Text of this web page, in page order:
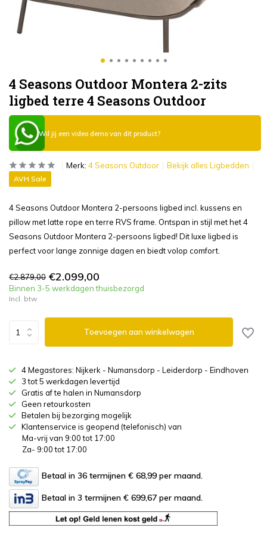
4 Seasons Outdoor Montera 2-zits
ligbed terre 4 Seasons Outdoor
Wil jij een video demo van dit product?
Merk: 4 Seasons Outdoor Bekijk alles Ligbedden
AVH Sale
4 Seasons Outdoor Montera 2-persoons ligbed incl. kussens en
pillow met latte rope en terre RVS frame. Ontspan in stijl met het 4
Seasons Outdoor Montera 2-persoons ligbed! Dit luxe ligbed is
perfect voor lange zonnige dagen en biedt volop comfort.
€2.879,00 €2.099,00
Binnen 3-5 werkdagen thuisbezorgd
Incl. btw
Toevoegen aan winkelwagen
4 Megastores: Nijkerk - Numansdorp - Leiderdorp - Eindhoven
3 tot 5 werkdagen levertijd
Gratis af te halen in Numansdorp
Geen retourkosten
Betalen bij bezorging mogelijk
Klantenservice is geopend (telefonisch) van
Ma-vrij van 9:00 tot 17:00
Za- 9:00 tot 17:00
Betaal in 36 termijnen € 68,99 per maand.
Betaal in 3 termijnen € 699,67 per maand.